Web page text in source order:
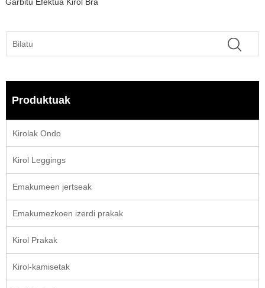
Produktuak
Kirolak Ondo
Kirol Leggings
Emakumeen jertseak
Emakumezkoen izerdi prakak
Kirol Prakak
Kirol-kamisetak